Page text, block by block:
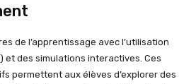
de l’apprentissage avec l’utilisation
et des simulations interactives. Ces
permettent aux élèves d’explorer des